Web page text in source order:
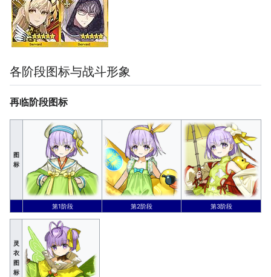
各阶段图标与战斗形象
再临阶段图标
图
标
第1阶段 第2阶段 第3阶段
灵
衣
图
标